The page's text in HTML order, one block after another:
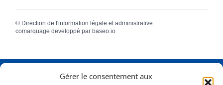
Gérer le consentement aux
© Direction de l'information légale et administrative
comarquage developpé par baseo.io